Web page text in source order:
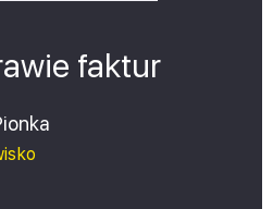
faktur